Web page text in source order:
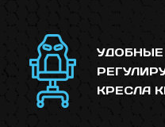
УДОБНЫЕ
КРЕСЛА